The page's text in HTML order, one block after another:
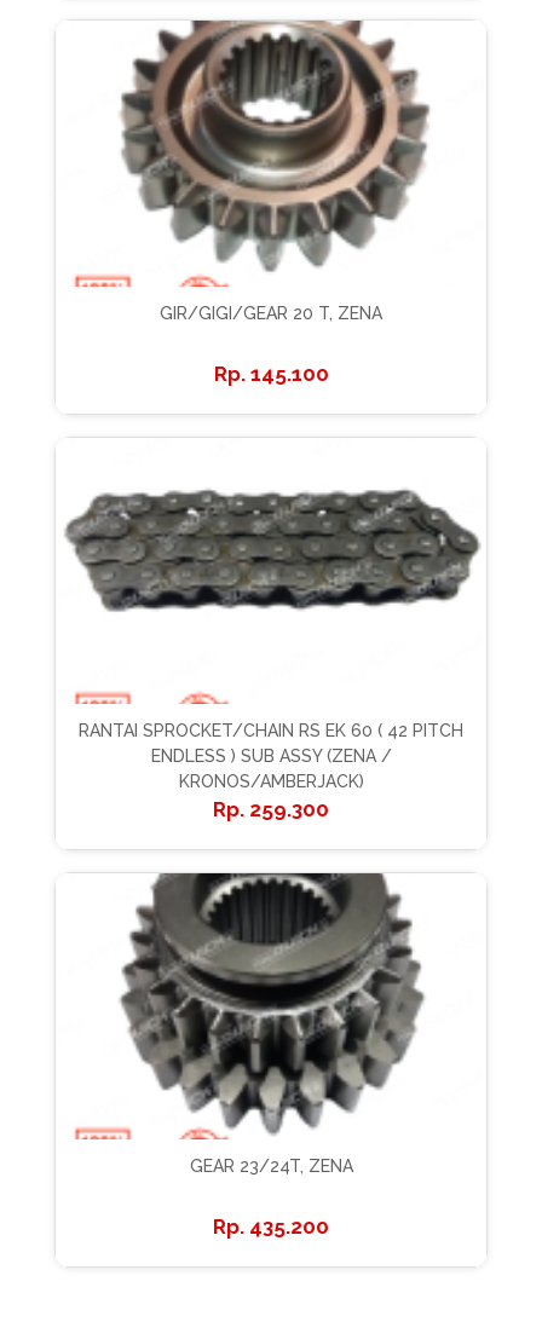
GIR/GIGI/GEAR 20 T, ZENA
145.100
RANTAI SPROCKET/CHAIN RS EK 60 ( 42 PITCH
ENDLESS ) SUB ASSY (ZENA /
KRONOS/AMBERJACK)
259.300
GEAR 23/24T, ZENA
435.200